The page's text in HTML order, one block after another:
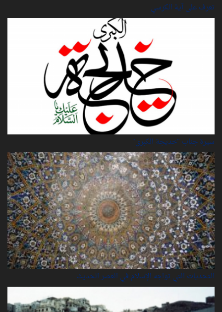
تعرف على آية الكرسي
سيرة‌ جناب "خديجة‌ الكبرى"
التحديات التي تواجه الإسلام في العصر الحديث